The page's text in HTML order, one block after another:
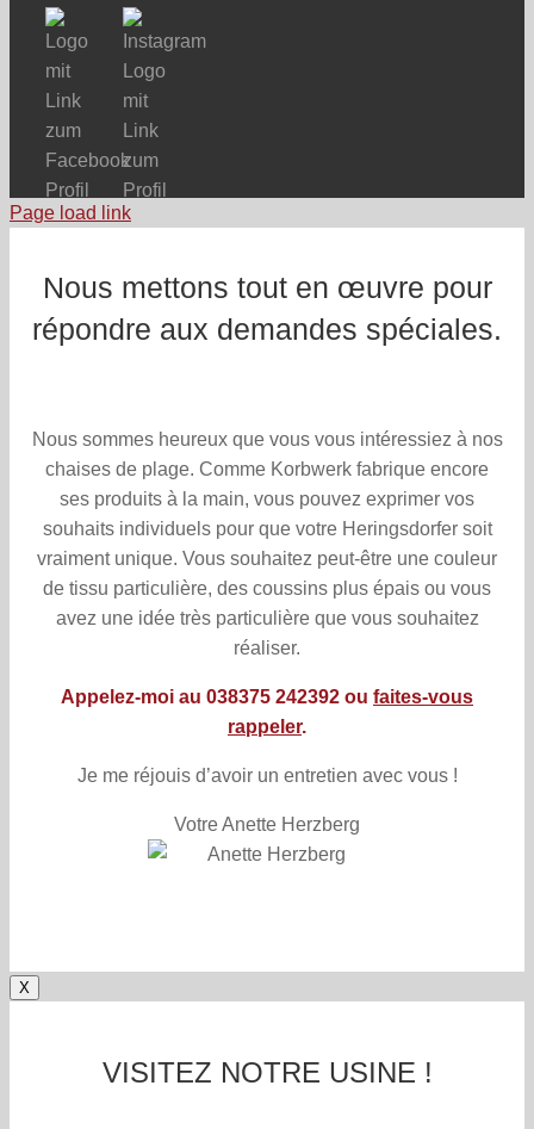
Page load link
Nous mettons tout en œuvre pour
répondre aux demandes spéciales.
Nous sommes heureux que vous vous intéressiez à nos
chaises de plage. Comme Korbwerk fabrique encore
ses produits à la main, vous pouvez exprimer vos
souhaits individuels pour que votre Heringsdorfer soit
vraiment unique. Vous souhaitez peut-être une couleur
de tissu particulière, des coussins plus épais ou vous
avez une idée très particulière que vous souhaitez
réaliser.
Appelez-moi au 038375 242392 ou faites-vous
rappeler.
Je me réjouis d’avoir un entretien avec vous !
Votre Anette Herzberg
X
VISITEZ NOTRE USINE !